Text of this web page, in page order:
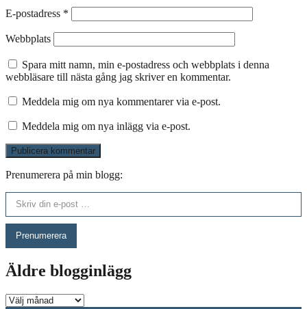
E-postadress *
Webbplats
Spara mitt namn, min e-postadress och webbplats i denna
webbläsare till nästa gång jag skriver en kommentar.
Meddela mig om nya kommentarer via e-post.
Meddela mig om nya inlägg via e-post.
Prenumerera på min blogg:
Skriv din e-post …
Prenumerera
Äldre blogginlägg
Äldre